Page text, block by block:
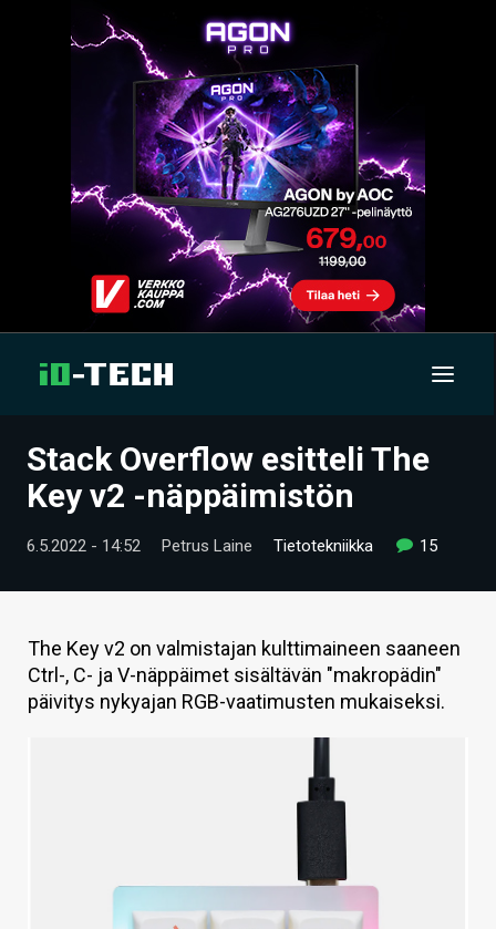
UUTISET
TIETOA
HINTA.FI
Stack Overflow esitteli The
Key v2 -näppäimistön
6.5.2022 - 14:52 Petrus Laine Tietotekniikka 15
The Key v2 on valmistajan kulttimaineen saaneen
Ctrl-, C- ja V-näppäimet sisältävän "makropädin"
päivitys nykyajan RGB-vaatimusten mukaiseksi.